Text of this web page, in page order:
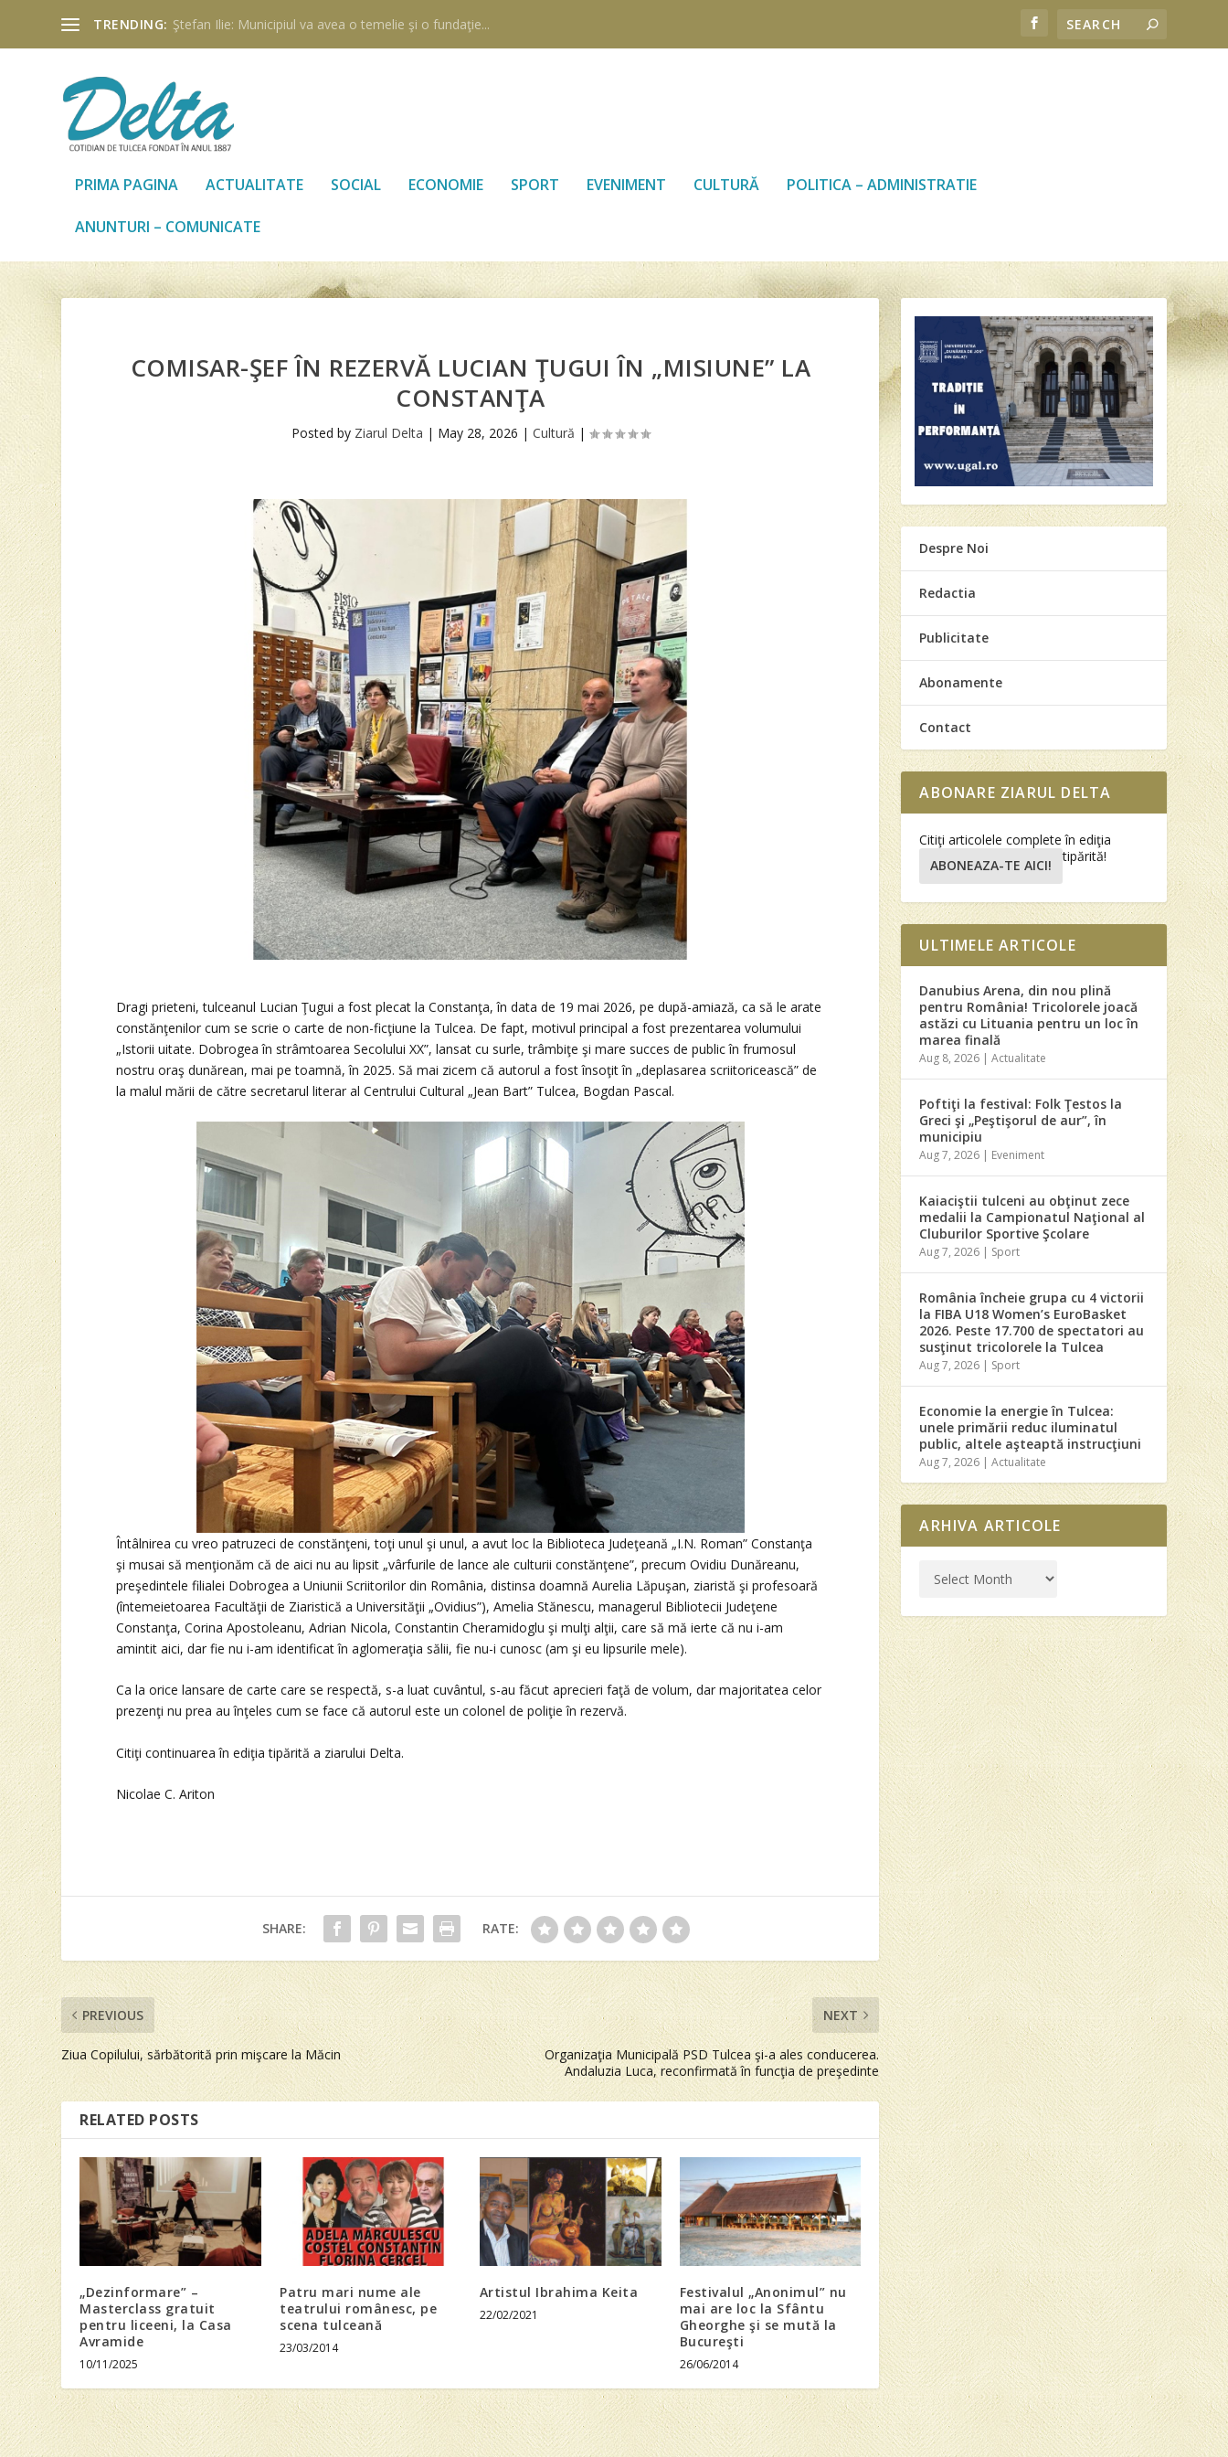
TRENDING: Ştefan Ilie: Municipiul va avea o temelie şi o fundaţie...
PRIMA PAGINA ACTUALITATE SOCIAL ECONOMIE SPORT EVENIMENT CULTURĂ POLITICA – ADMINISTRATIE
ANUNTURI – COMUNICATE
COMISAR-ŞEF ÎN REZERVĂ LUCIAN ŢUGUI ÎN „MISIUNE” LA
CONSTANŢA
Posted by Ziarul Delta | May 28, 2026 | Cultură |
Dragi prieteni, tulceanul Lucian Ţugui a fost plecat la Constanţa, în data de 19 mai 2026, pe după-amiază, ca să le arate
constănţenilor cum se scrie o carte de non-ficţiune la Tulcea. De fapt, motivul principal a fost prezentarea volumului
„Istorii uitate. Dobrogea în strâmtoarea Secolului XX”, lansat cu surle, trâmbiţe şi mare succes de public în frumosul
nostru oraş dunărean, mai pe toamnă, în 2025. Să mai zicem că autorul a fost însoţit în „deplasarea scriitoricească” de
la malul mării de către secretarul literar al Centrului Cultural „Jean Bart” Tulcea, Bogdan Pascal.
Întâlnirea cu vreo patruzeci de constănţeni, toţi unul şi unul, a avut loc la Biblioteca Judeţeană „I.N. Roman” Constanţa
şi musai să menţionăm că de aici nu au lipsit „vârfurile de lance ale culturii constănţene”, precum Ovidiu Dunăreanu,
preşedintele filialei Dobrogea a Uniunii Scriitorilor din România, distinsa doamnă Aurelia Lăpuşan, ziaristă şi profesoară
(întemeietoarea Facultăţii de Ziaristică a Universităţii „Ovidius”), Amelia Stănescu, managerul Bibliotecii Judeţene
Constanţa, Corina Apostoleanu, Adrian Nicola, Constantin Cheramidoglu şi mulţi alţii, care să mă ierte că nu i-am
amintit aici, dar fie nu i-am identificat în aglomeraţia sălii, fie nu-i cunosc (am şi eu lipsurile mele).
Ca la orice lansare de carte care se respectă, s-a luat cuvântul, s-au făcut aprecieri faţă de volum, dar majoritatea celor
prezenţi nu prea au înţeles cum se face că autorul este un colonel de poliţie în rezervă.
Citiţi continuarea în ediţia tipărită a ziarului Delta.
Nicolae C. Ariton
SHARE: RATE:
PREVIOUS
Ziua Copilului, sărbătorită prin mişcare la Măcin
NEXT
Organizaţia Municipală PSD Tulcea şi-a ales conducerea.
Andaluzia Luca, reconfirmată în funcţia de preşedinte
RELATED POSTS
„Dezinformare” –
Masterclass gratuit
pentru liceeni, la Casa
Avramide
10/11/2025
Patru mari nume ale
teatrului românesc, pe
scena tulceană
23/03/2014
Artistul Ibrahima Keita
22/02/2021
Festivalul „Anonimul” nu
mai are loc la Sfântu
Gheorghe şi se mută la
Bucureşti
26/06/2014
Despre Noi
Redactia
Publicitate
Abonamente
Contact
ABONARE ZIARUL DELTA
Citiţi articolele complete în ediţia
tipărită!
ABONEAZA-TE AICI!
ULTIMELE ARTICOLE
Danubius Arena, din nou plină
pentru România! Tricolorele joacă
astăzi cu Lituania pentru un loc în
marea finală
Aug 8, 2026 |Actualitate
Poftiţi la festival: Folk Ţestos la
Greci şi „Peştişorul de aur”, în
municipiu
Aug 7, 2026 | Eveniment
Kaiaciştii tulceni au obţinut zece
medalii la Campionatul Naţional al
Cluburilor Sportive Şcolare
Aug 7, 2026 | Sport
România încheie grupa cu 4 victorii
la FIBA U18 Women’s EuroBasket
2026. Peste 17.700 de spectatori au
susţinut tricolorele la Tulcea
Aug 7, 2026 | Sport
Economie la energie în Tulcea:
unele primării reduc iluminatul
public, altele aşteaptă instrucţiuni
Aug 7, 2026 |Actualitate
ARHIVA ARTICOLE